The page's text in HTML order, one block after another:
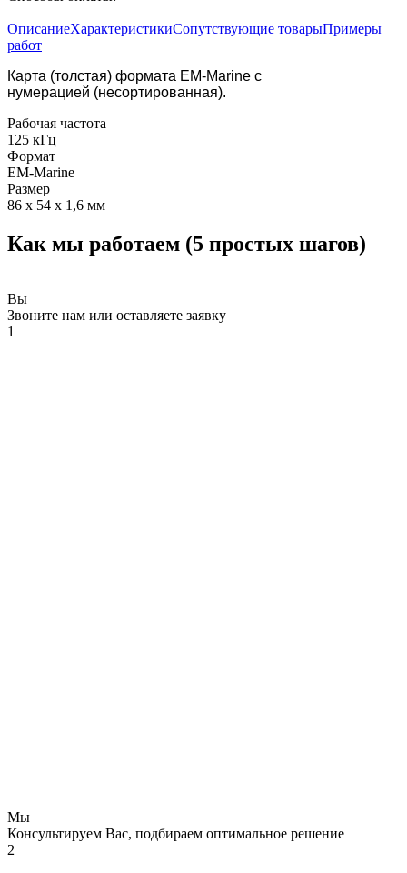
ОписаниеХарактеристикиСопутствующие товарыПримеры
работ
Карта (толстая) формата EM-Marine с
нумерацией (несортированная).
Рабочая частота
125 кГц
Формат
EM-Marine
Размер
86 x 54 x 1,6 мм
Как мы работаем (5 простых шагов)
Вы
Звоните нам или оставляете заявку
1
Мы
Консультируем Вас, подбираем оптимальное решение
2